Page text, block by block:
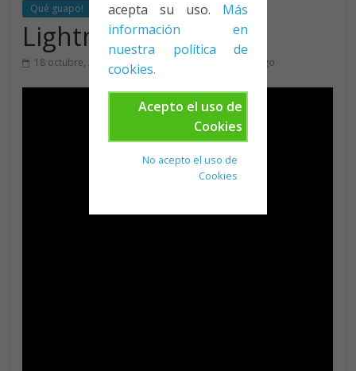
acepta su uso. Más
información en
nuestra política de
cookies.
Acepto el uso de
Cookies
No acepto el uso de
Cookies
Qué guapo!
Lightning
18 octubre, 2015 Juan Francisco Relámpago